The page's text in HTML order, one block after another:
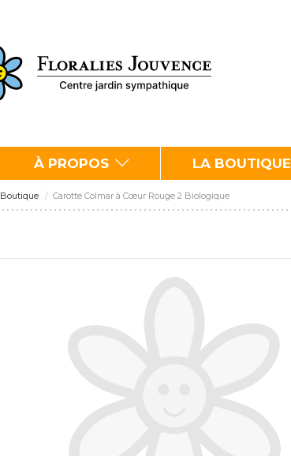
À PROPOS LA BOUTIQUE
Boutique Carotte Colmar à Cœur Rouge 2 Biologique